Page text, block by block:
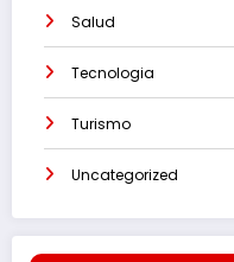
Salud
Tecnologia
Turismo
Uncategorized